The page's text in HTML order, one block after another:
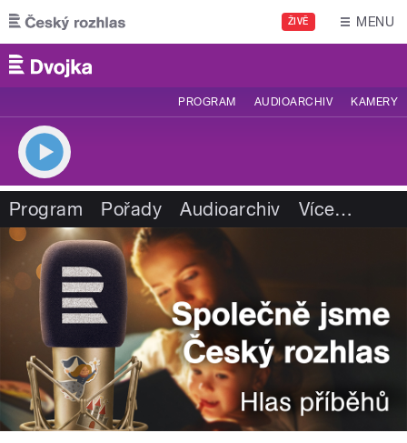
Přejít k hlavnímu obsahu
ŽIVĚ MENU
PROGRAM AUDIOARCHIV KAMERY
Program Pořady Audioarchiv Více…